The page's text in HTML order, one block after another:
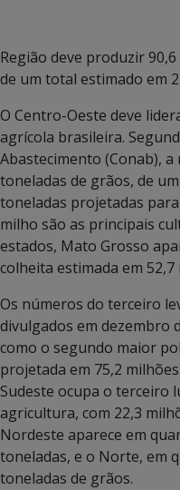
Região deve produzir
de um total estimado em
O Centro-Oeste deve
agrícola brasileira.
Abastecimento (Conab),
toneladas de grãos, de
toneladas projetadas
milho são as principais
estados, Mato Grosso
colheita estimada em
Os números do terceiro
divulgados em dezembro
como o segundo maior
projetada em 75,2
Sudeste ocupa o terceiro
agricultura, com 22,3
Nordeste aparece em
toneladas, e o Norte, em
toneladas de grãos.